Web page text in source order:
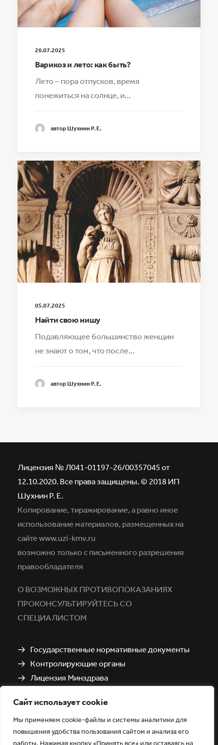
Сайт использует cookie
Мы применяем cookie-файлы и системы аналитики для
повышения удобства пользования сайтом и анализа его
работы. Нажимая кнопку «Принять все» или оставаясь на
26.07.2025
Варикоз и лето: как быть?
Лето – пора отпусков, время
понежиться на солнце, и…
автор Шухнин Р. Е.
05.07.2025
Найти свою нишу
Подавляющее большинство женщин
не знают о том, что после…
автор Шухнин Р. Е.
Лицензия № Л041-01197-26/00357045 от
12.10.2020. Все права защищены. © 2018 ИП
Шухнин Р. Е.
Копирование, тиражирование, а равно иное
использование материалов,размещенных на
сайте www.uzi-kmv.ru
возможно только с письменного разрешения
правообладателя
О ВОЗМОЖНЫХ ПРОТИВОПОКАЗАНИЯХ
ПРОКОНСУЛЬТИРУЙТЕСЬ СО
СПЕЦИАЛИСТОМ
Государственные нормативные документы
Контролирующие органы
Лицензия Минздрава
Политика обработки и защиты персональных
данных